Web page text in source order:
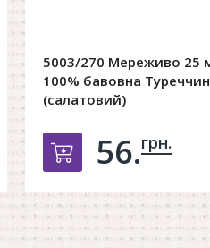
5003/270 Мереживо 25
100% бавовна
(салатовий)
Добавить в
56.грн.